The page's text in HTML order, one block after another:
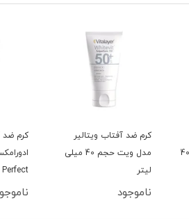
مدل سنسى ویت حجم 40
کرم ضد آفتاب ویتالیر
مدل ویت حجم 40 میلی
لیتر
ناموجود
کرم ضد
پوست حجم 40